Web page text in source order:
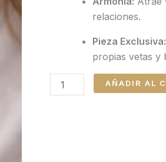
relaciones.
Pieza Exclusiva:
propias vetas y
AÑADIR AL